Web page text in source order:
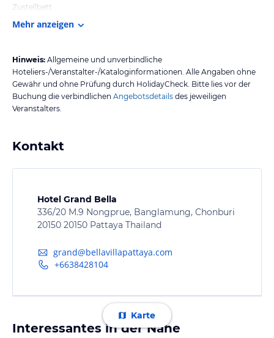
Zustellbett
Mehr anzeigen
Hinweis: Allgemeine und unverbindliche
Hoteliers-/Veranstalter-/Kataloginformationen. Alle Angaben ohne
Gewähr und ohne Prüfung durch HolidayCheck. Bitte lies vor der
Buchung die verbindlichen Angebotsdetails des jeweiligen
Veranstalters.
Kontakt
Hotel Grand Bella
336/20 M.9 Nongprue, Banglamung, Chonburi
20150 20150 Pattaya Thailand
grand@bellavillapattaya.com
+6638428104
Karte
Interessantes in der Nähe